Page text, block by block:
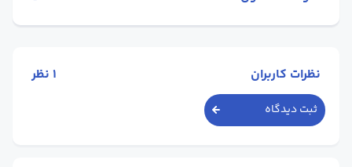
نظرات کاربران 1 نظر
ثبت دیدگاه